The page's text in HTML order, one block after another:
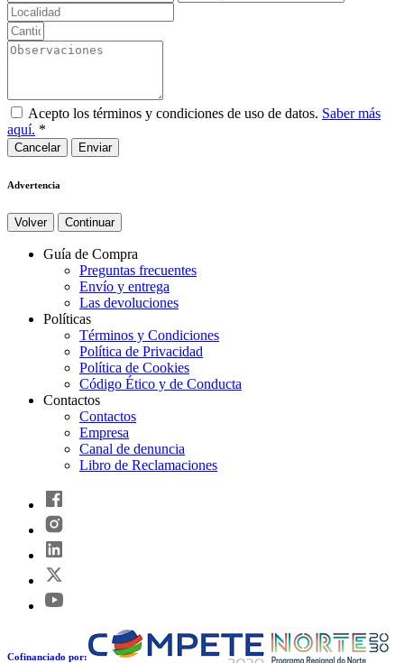
Acepto los términos y condiciones de uso de datos. Saber más
aquí. *
Cancelar
Advertencia
Volver Continuar
Guía de Compra
Preguntas frecuentes
Envío y entrega
Las devoluciones
Políticas
Términos y Condiciones
Política de Privacidad
Política de Cookies
Código Ético y de Conducta
Contactos
Contactos
Empresa
Canal de denuncia
Libro de Reclamaciones
Cofinanciado por: